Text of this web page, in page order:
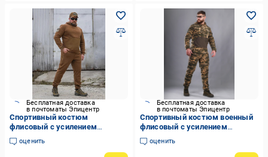
Бесплатная доставка
в почтоматы Эпицентр
Спортивный костюм
флисовый с усилением
софтшелл р. 56/58 Койот
оценить
Бесплатная доставка
в почтоматы Эпицентр
Спортивный костюм военный
флисовый с усилением
софтшелл р. 52/54 Пиксель
оценить